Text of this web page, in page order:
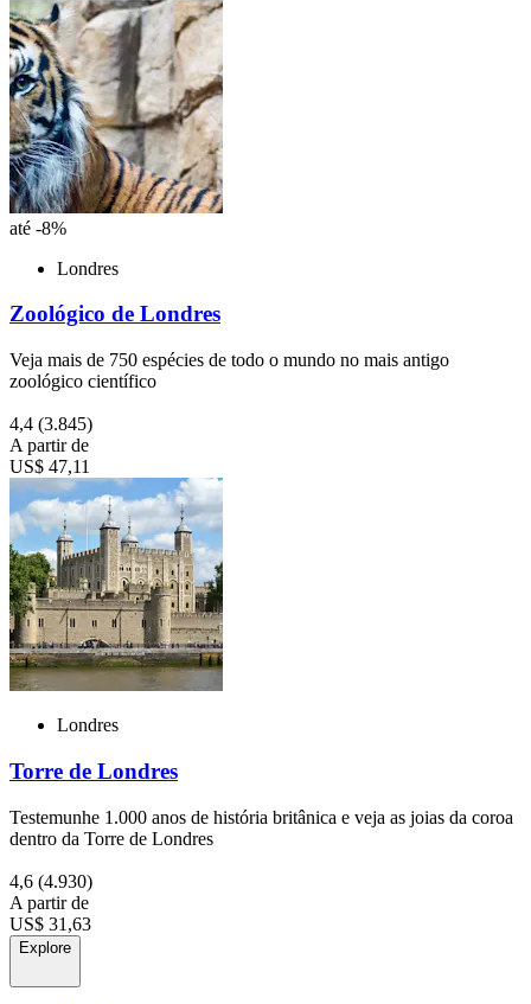
até -8%
Londres
Zoológico de Londres
Veja mais de 750 espécies de todo o mundo no mais antigo
zoológico científico
4,4 (3.845)
A partir de
US$ 47,11
Londres
Torre de Londres
Testemunhe 1.000 anos de história britânica e veja as joias da coroa
dentro da Torre de Londres
4,6 (4.930)
A partir de
US$ 31,63
Explore